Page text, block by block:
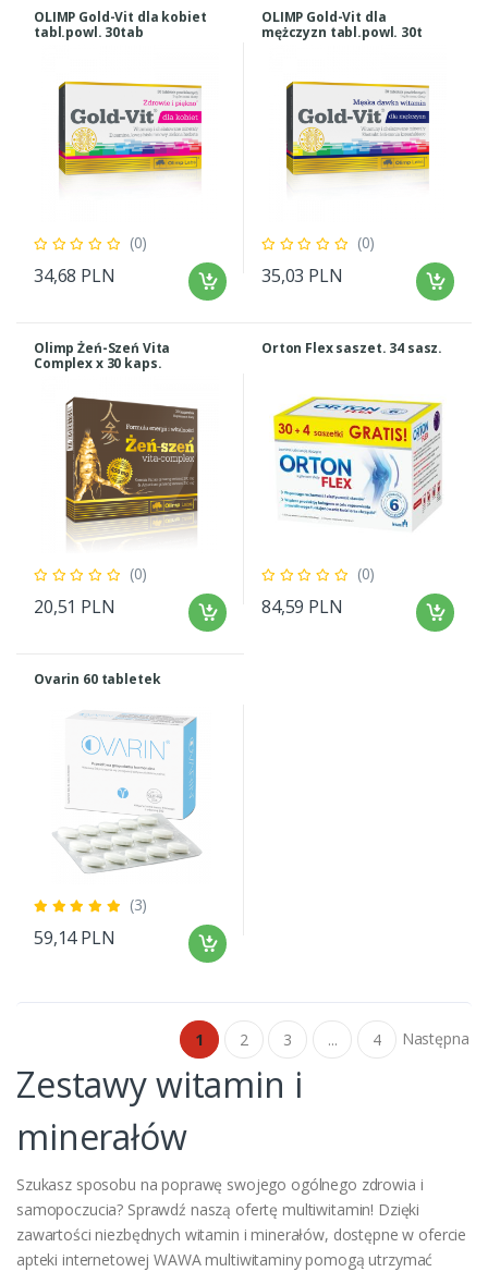
OLIMP Gold-Vit dla kobiet
tabl.powl. 30tab
(0)
34,68 PLN
OLIMP Gold-Vit dla
mężczyzn tabl.powl. 30t
(0)
35,03 PLN
Olimp Żeń-Szeń Vita
Complex x 30 kaps.
(0)
20,51 PLN
Orton Flex saszet. 34 sasz.
(0)
84,59 PLN
Ovarin 60 tabletek
(3)
59,14 PLN
1 2 3 ... 4 Następna
Zestawy witamin i
minerałów
Szukasz sposobu na poprawę swojego ogólnego zdrowia i
samopoczucia? Sprawdź naszą ofertę multiwitamin! Dzięki
zawartości niezbędnych witamin i minerałów, dostępne w ofercie
apteki internetowej WAWA multiwitaminy pomogą utrzymać